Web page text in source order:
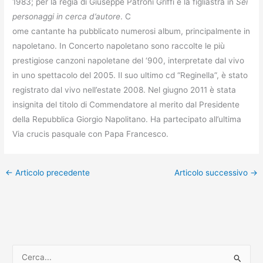
1983; per la regia di Giuseppe Patroni Griffi è la figliastra inSei
personaggi in cerca d’autore. C
ome cantante ha pubblicato numerosi album, principalmente in
napoletano. In Concerto napoletano sono raccolte le più
prestigiose canzoni napoletane del ‘900, interpretate dal vivo
in uno spettacolo del 2005. Il suo ultimo cd “Reginella”, è stato
registrato dal vivo nell’estate 2008. Nel giugno 2011 è stata
insignita del titolo di Commendatore al merito dal Presidente
della Repubblica Giorgio Napolitano. Ha partecipato all’ultima
Via crucis pasquale con Papa Francesco.
← Articolo precedente Articolo successivo →